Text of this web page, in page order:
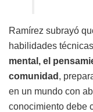
Ramírez subrayó
habilidades
mental, el
comunidad ,
en un mundo con
conocimiento debe